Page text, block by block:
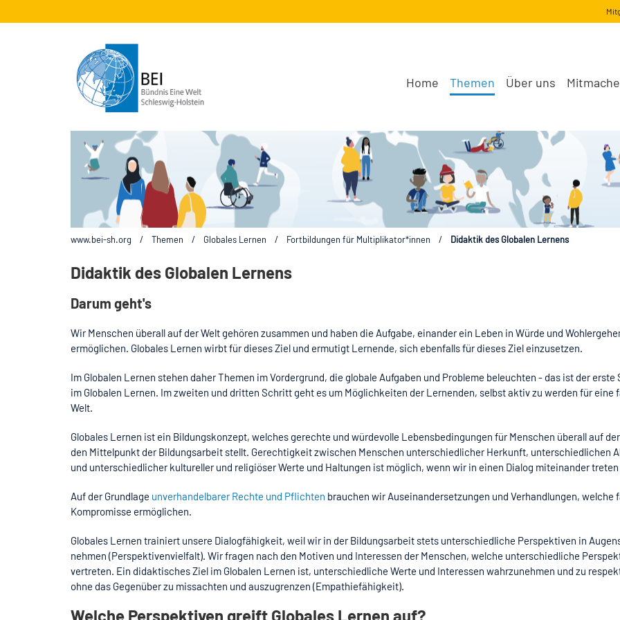
Home Themen Über uns
www.bei-sh.org / Themen / Globales Lernen / Fortbildungen für Multiplikator*innen / Didaktik des Globalen Lernens
Didaktik des Globalen Lernens
Darum geht's
Wir Menschen überall auf der Welt gehören zusammen und haben die Aufgabe, einander ein Leben in Würde und
ermöglichen. Globales Lernen wirbt für dieses Ziel und ermutigt Lernende, sich ebenfalls für dieses Ziel einzusetzen.
Im Globalen Lernen stehen daher Themen im Vordergrund, die globale Aufgaben und Probleme beleuchten - das ist der erste
im Globalen Lernen. Im zweiten und dritten Schritt geht es um Möglichkeiten der Lernenden, selbst aktiv zu werden für eine
Welt.
Globales Lernen ist ein Bildungskonzept, welches gerechte und würdevolle Lebensbedingungen für Menschen überall auf
den Mittelpunkt der Bildungsarbeit stellt. Gerechtigkeit zwischen Menschen unterschiedlicher Herkunft, unterschiedlichen
und unterschiedlicher kultureller und religiöser Werte und Haltungen ist möglich, wenn wir in einen Dialog miteinander treten
Auf der Grundlage unverhandelbarer Rechte und Pflichten brauchen wir Auseinandersetzungen und Verhandlungen, welche
Kompromisse ermöglichen.
Globales Lernen trainiert unsere Dialogfähigkeit, weil wir in der Bildungsarbeit stets unterschiedliche Perspektiven in
nehmen (Perspektivenvielfalt). Wir fragen nach den Motiven und Interessen der Menschen, welche unterschiedliche
vertreten. Ein didaktisches Ziel im Globalen Lernen ist, unterschiedliche Werte und Interessen wahrzunehmen und zu
ohne das Gegenüber zu missachten und auszugrenzen (Empathiefähigkeit).
Welche Perspektiven greift Globales Lernen auf?